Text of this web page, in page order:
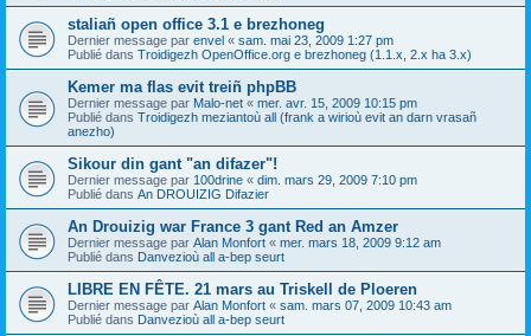
staliañ open office 3.1 e brezhoneg
Dernier message par envel « sam. mai 23, 2009 1:27 pm
Publié dans Troidigezh OpenOffice.org e brezhoneg (1.1.x, 2.x ha 3.x)
Kemer ma flas evit treiñ phpBB
Dernier message par Malo-net « mer. avr. 15, 2009 10:15 pm
Publié dans Troidigezh meziantoù all (frank a wirioù evit an darn vrasañ
anezho)
Sikour din gant "an difazer"!
Dernier message par 100drine « dim. mars 29, 2009 7:10 pm
Publié dans An DROUIZIG Difazier
An Drouizig war France 3 gant Red an Amzer
Dernier message par Alan Monfort « mer. mars 18, 2009 9:12 am
Publié dans Danvezioù all a-bep seurt
LIBRE EN FÊTE. 21 mars au Triskell de Ploeren
Dernier message par Alan Monfort « sam. mars 07, 2009 10:43 am
Publié dans Danvezioù all a-bep seurt